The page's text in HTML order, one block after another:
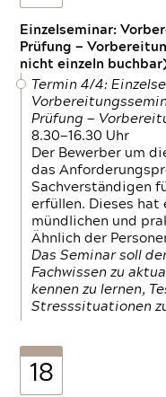
Einzelseminar:
Prüfung —
nicht einzeln
Termin 4/4:
Prüfung —
8.30—16.30 Uhr
Der Bewerber um
das
Sachverständigen
erfüllen. Dieses hat
mündlichen und
Ähnlich der
Das Seminar soll
Fachwissen zu
kennen zu lernen,
Stresssituationen
18